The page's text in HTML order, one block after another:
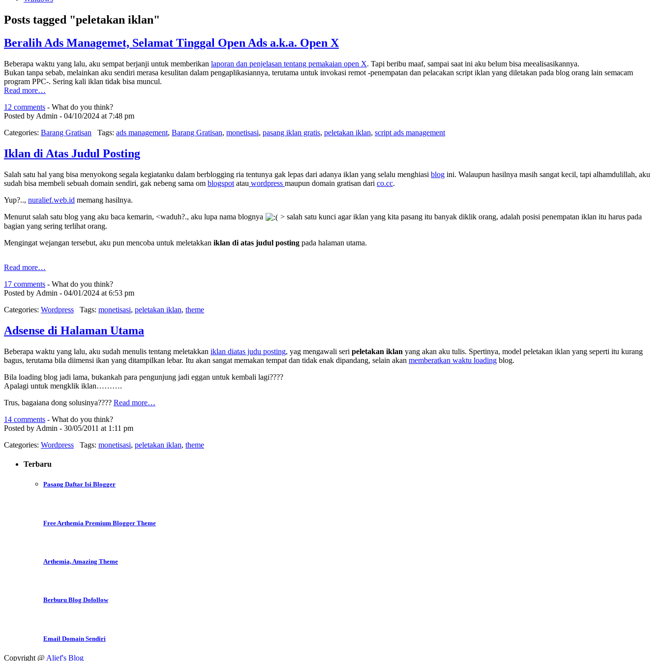
Posts tagged "peletakan iklan"
Beralih Ads Managemet, Selamat Tinggal Open Ads a.k.a. Open X
Beberapa waktu yang lalu, aku sempat berjanji untuk memberikan laporan dan penjelasan tentang pemakaian open X. Tapi beribu maaf, sampai saat ini aku belum bisa meealisasikannya.
Bukan tanpa sebab, melainkan aku sendiri merasa kesulitan dalam pengaplikasiannya, terutama untuk invokasi remot -penempatan dan pelacakan script iklan yang diletakan pada blog orang lain semacam
program PPC-. Sering kali iklan tidak bisa muncul.
Read more…
12 comments - What do you think?
Posted by Admin - 04/10/2024 at 7:48 pm
Categories: Barang Gratisan Tags: ads management, Barang Gratisan, monetisasi, pasang iklan gratis, peletakan iklan, script ads management
Iklan di Atas Judul Posting
Salah satu hal yang bisa menyokong segala kegiatanku dalam berblogging ria tentunya gak lepas dari adanya iklan yang selalu menghiasi blog ini. Walaupun hasilnya masih sangat kecil, tapi alhamdulillah, aku
sudah bisa membeli sebuah domain sendiri, gak nebeng sama om blogspot atau wordpress maupun domain gratisan dari co.cc.
Yup?.., nuralief.web.id memang hasilnya.
Menurut salah satu blog yang aku baca kemarin, <waduh?., aku lupa nama blognya
> salah satu kunci agar iklan yang kita pasang itu banyak diklik orang, adalah posisi penempatan iklan itu harus pada
bagian yang sering terlihat orang.
Mengingat wejangan tersebut, aku pun mencoba untuk meletakkan iklan di atas judul posting pada halaman utama.
Read more…
17 comments - What do you think?
Posted by Admin - 04/01/2024 at 6:53 pm
Categories: Wordpress Tags: monetisasi, peletakan iklan, theme
Adsense di Halaman Utama
Beberapa waktu yang lalu, aku sudah menulis tentang meletakkan iklan diatas judu posting, yag mengawali seri peletakan iklan yang akan aku tulis. Spertinya, model peletakan iklan yang seperti itu kurang
bagus, terutama bila diimensi ikan yang ditampilkan lebar. Itu akan sangat memakan tempat dan tidak enak dipandang, selain akan memberatkan waktu loading blog.
Bila loading blog jadi lama, bukankah para pengunjung jadi eggan untuk kembali lagi????
Apalagi untuk mengklik iklan……….
Trus, bagaiana dong solusinya???? Read more…
14 comments - What do you think?
Posted by Admin - 30/05/2011 at 1:11 pm
Categories: Wordpress Tags: monetisasi, peletakan iklan, theme
Terbaru
Pasang Daftar Isi Blogger
Free Arthemia Premium Blogger Theme
Arthemia, Amazing Theme
Berburu Blog Dofollow
Email Domain Sendiri
Copyright @ Alief's Blog